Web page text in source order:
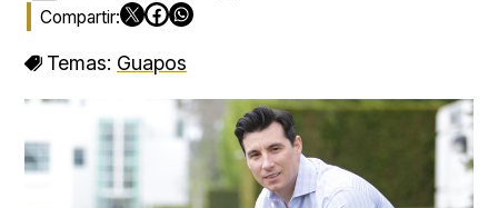
Temas: Guapos